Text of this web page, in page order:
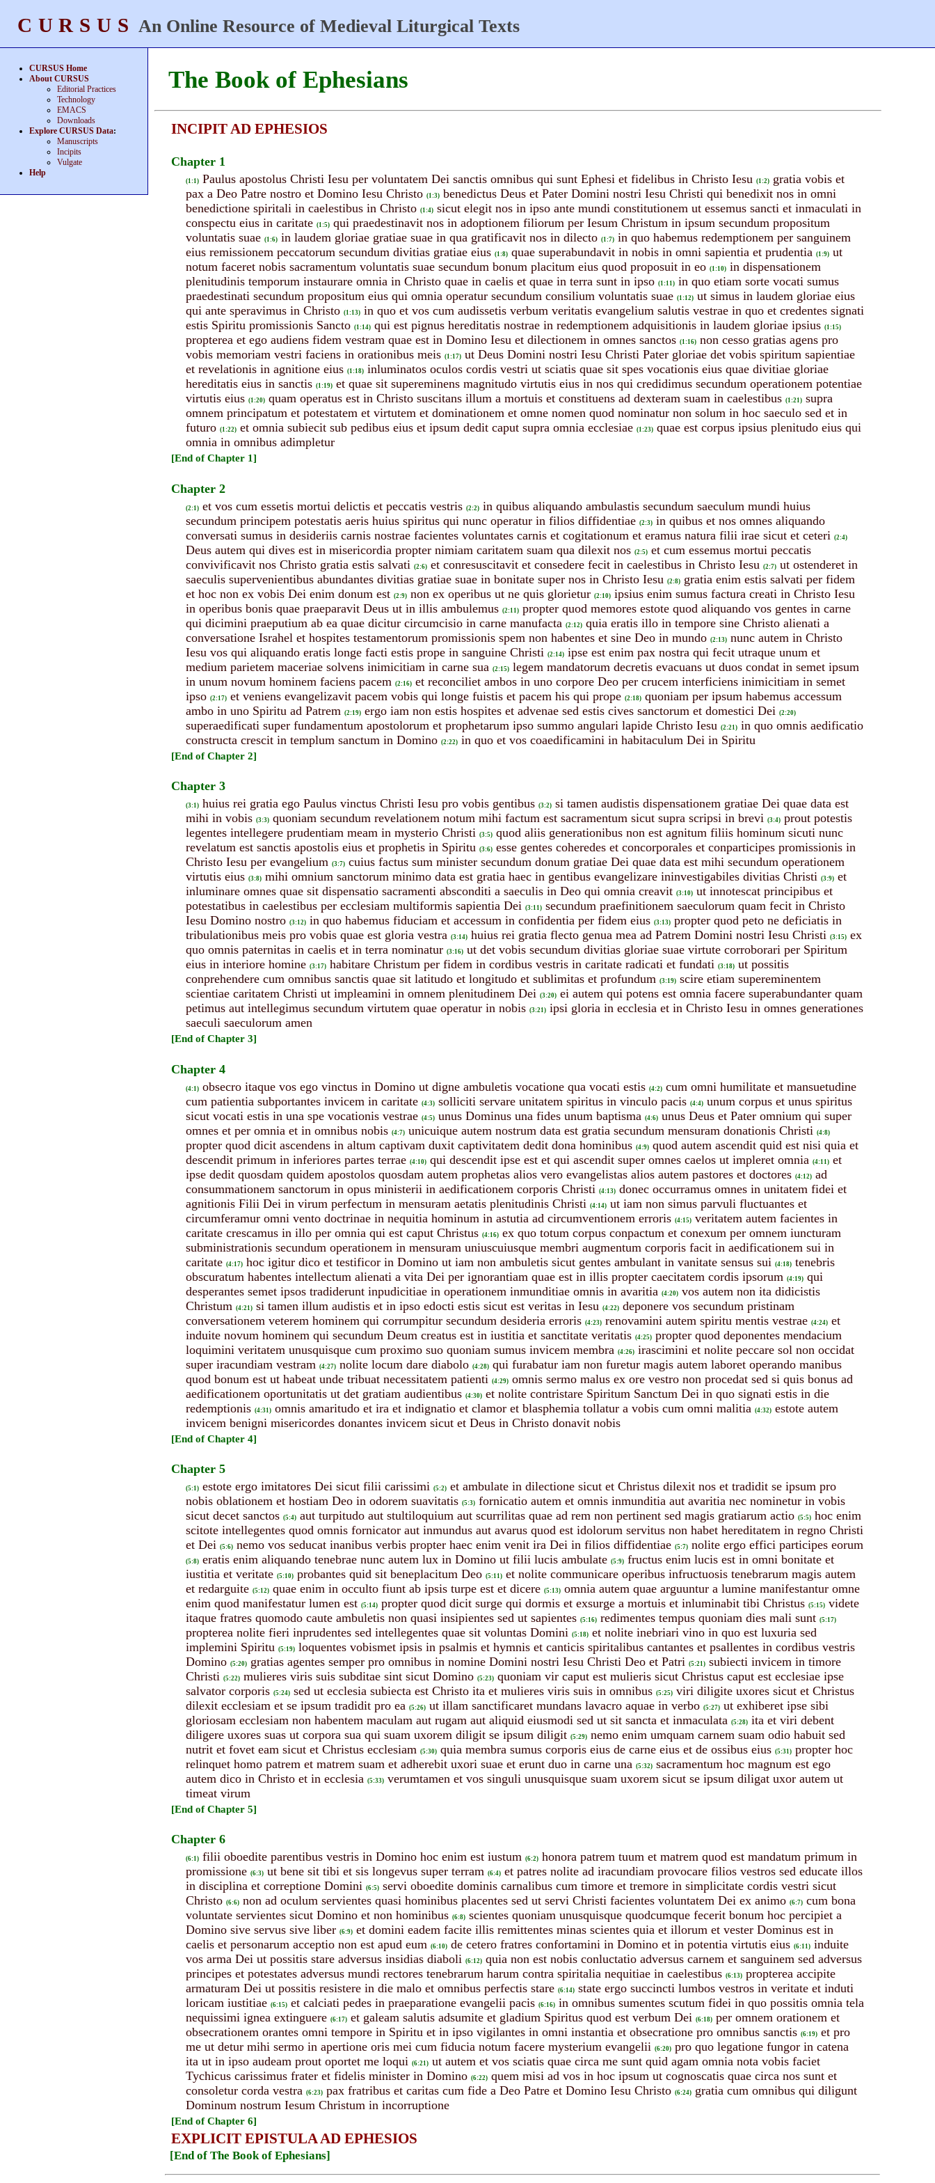
CURSUS An Online Resource of Medieval Liturgical Texts
CURSUS Home
About CURSUS
Editorial Practices
Technology
EMACS
Downloads
Explore CURSUS Data:
Manuscripts
Incipits
Vulgate
Help
The Book of Ephesians
INCIPIT AD EPHESIOS
Chapter 1
(1:1) Paulus apostolus Christi Iesu per voluntatem Dei sanctis omnibus qui sunt Ephesi et fidelibus in Christo Iesu (1:2)
gratia vobis et
pax a Deo Patre nostro et Domino Iesu Christo (1:3) benedictus Deus et Pater Domini nostri Iesu Christi qui benedixit nos in omni
benedictione spiritali in caelestibus in Christo (1:4) sicut elegit nos in ipso ante mundi constitutionem ut essemus sancti et inmaculati in
conspectu eius in caritate (1:5) qui praedestinavit nos in adoptionem filiorum per Iesum Christum in ipsum secundum propositum
voluntatis suae (1:6) in laudem gloriae gratiae suae in qua gratificavit nos in dilecto (1:7) in quo habemus redemptionem per sanguinem
eius remissionem peccatorum secundum divitias gratiae eius (1:8) quae superabundavit in nobis in omni sapientia et prudentia (1:9) ut
notum faceret nobis sacramentum voluntatis suae secundum bonum placitum eius quod proposuit in eo (1:10) in dispensationem
plenitudinis temporum instaurare omnia in Christo quae in caelis et quae in terra sunt in ipso (1:11) in quo etiam sorte vocati sumus
praedestinati secundum propositum eius qui omnia operatur secundum consilium voluntatis suae (1:12) ut simus in laudem gloriae eius
qui ante speravimus in Christo (1:13) in quo et vos cum audissetis verbum veritatis evangelium salutis vestrae in quo et credentes signati
estis Spiritu promissionis Sancto (1:14) qui est pignus hereditatis nostrae in redemptionem adquisitionis in laudem gloriae ipsius (1:15)
propterea et ego audiens fidem vestram quae est in Domino Iesu et dilectionem in omnes sanctos (1:16) non cesso gratias agens pro
vobis memoriam vestri faciens in orationibus meis (1:17) ut Deus Domini nostri Iesu Christi Pater gloriae det vobis spiritum sapientiae
et revelationis in agnitione eius (1:18) inluminatos oculos cordis vestri ut sciatis quae sit spes vocationis eius quae divitiae gloriae
hereditatis eius in sanctis (1:19) et quae sit supereminens magnitudo virtutis eius in nos qui credidimus secundum operationem potentiae
virtutis eius (1:20) quam operatus est in Christo suscitans illum a mortuis et constituens ad dexteram suam in caelestibus (1:21) supra
omnem principatum et potestatem et virtutem et dominationem et omne nomen quod nominatur non solum in hoc saeculo sed et in
futuro (1:22) et omnia subiecit sub pedibus eius et ipsum dedit caput supra omnia ecclesiae (1:23) quae est corpus ipsius plenitudo eius qui
omnia in omnibus adimpletur
[End of Chapter 1]
Chapter 2
(2:1) et vos cum essetis mortui delictis et peccatis vestris (2:2) in quibus aliquando ambulastis secundum saeculum mundi huius
secundum principem potestatis aeris huius spiritus qui nunc operatur in filios diffidentiae (2:3) in quibus et nos omnes aliquando
conversati sumus in desideriis carnis nostrae facientes voluntates carnis et cogitationum et eramus natura filii irae sicut et ceteri (2:4)
Deus autem qui dives est in misericordia propter nimiam caritatem suam qua dilexit nos (2:5) et cum essemus mortui peccatis
convivificavit nos Christo gratia estis salvati (2:6) et conresuscitavit et consedere fecit in caelestibus in Christo Iesu (2:7) ut ostenderet in
saeculis supervenientibus abundantes divitias gratiae suae in bonitate super nos in Christo Iesu (2:8)
gratia enim estis salvati per fidem
et hoc non ex vobis Dei enim donum est (2:9) non ex operibus ut ne quis glorietur (2:10) ipsius enim sumus factura creati in Christo Iesu
in operibus bonis quae praeparavit Deus ut in illis ambulemus (2:11) propter quod memores estote quod aliquando vos gentes in carne
qui dicimini praeputium ab ea quae dicitur circumcisio in carne manufacta (2:12) quia eratis illo in tempore sine Christo alienati a
conversatione Israhel et hospites testamentorum promissionis spem non habentes et sine Deo in mundo (2:13) nunc autem in Christo
Iesu vos qui aliquando eratis longe facti estis prope in sanguine Christi (2:14) ipse est enim pax nostra qui fecit utraque unum et
medium parietem maceriae solvens inimicitiam in carne sua (2:15) legem mandatorum decretis evacuans ut duos condat in semet ipsum
in unum novum hominem faciens pacem (2:16) et reconciliet ambos in uno corpore Deo per crucem interficiens inimicitiam in semet
ipso (2:17) et veniens evangelizavit pacem vobis qui longe fuistis et pacem his qui prope (2:18) quoniam per ipsum habemus accessum
ambo in uno Spiritu ad Patrem (2:19) ergo iam non estis hospites et advenae sed estis cives sanctorum et domestici Dei (2:20)
superaedificati super fundamentum apostolorum et prophetarum ipso summo angulari lapide Christo Iesu (2:21) in quo omnis aedificatio
constructa crescit in templum sanctum in Domino (2:22) in quo et vos coaedificamini in habitaculum Dei in Spiritu
[End of Chapter 2]
Chapter 3
(3:1) huius rei gratia ego Paulus vinctus Christi Iesu pro vobis gentibus (3:2) si tamen audistis dispensationem gratiae Dei quae data est
mihi in vobis (3:3) quoniam secundum revelationem notum mihi factum est sacramentum sicut supra scripsi in brevi (3:4) prout potestis
legentes intellegere prudentiam meam in mysterio Christi (3:5) quod aliis generationibus non est agnitum filiis hominum sicuti nunc
revelatum est sanctis apostolis eius et prophetis in Spiritu (3:6) esse gentes coheredes et concorporales et conparticipes promissionis in
Christo Iesu per evangelium (3:7) cuius factus sum minister secundum donum gratiae Dei quae data est mihi secundum operationem
virtutis eius (3:8) mihi omnium sanctorum minimo data est gratia haec in gentibus evangelizare ininvestigabiles divitias Christi (3:9) et
inluminare omnes quae sit dispensatio sacramenti absconditi a saeculis in Deo qui omnia creavit (3:10) ut innotescat principibus et
potestatibus in caelestibus per ecclesiam multiformis sapientia Dei (3:11) secundum praefinitionem saeculorum quam fecit in Christo
Iesu Domino nostro (3:12) in quo habemus fiduciam et accessum in confidentia per fidem eius (3:13) propter quod peto ne deficiatis in
tribulationibus meis pro vobis quae est gloria vestra (3:14) huius rei gratia flecto genua mea ad Patrem Domini nostri Iesu Christi (3:15) ex
quo omnis paternitas in caelis et in terra nominatur (3:16) ut det vobis secundum divitias gloriae suae virtute corroborari per Spiritum
eius in interiore homine (3:17) habitare Christum per fidem in cordibus vestris in caritate radicati et fundati (3:18) ut possitis
conprehendere cum omnibus sanctis quae sit latitudo et longitudo et sublimitas et profundum (3:19) scire etiam supereminentem
scientiae caritatem Christi ut impleamini in omnem plenitudinem Dei (3:20) ei autem qui potens est omnia facere superabundanter quam
petimus aut intellegimus secundum virtutem quae operatur in nobis (3:21) ipsi gloria in ecclesia et in Christo Iesu in omnes generationes
saeculi saeculorum amen
[End of Chapter 3]
Chapter 4
(4:1) obsecro itaque vos ego vinctus in Domino ut digne ambuletis vocatione qua vocati estis (4:2) cum omni humilitate et mansuetudine
cum patientia subportantes invicem in caritate (4:3) solliciti servare unitatem spiritus in vinculo pacis (4:4) unum corpus et unus spiritus
sicut vocati estis in una spe vocationis vestrae (4:5) unus Dominus una fides unum baptisma (4:6) unus Deus et Pater omnium qui super
omnes et per omnia et in omnibus nobis (4:7) unicuique autem nostrum data est gratia secundum mensuram donationis Christi (4:8)
propter quod dicit ascendens in altum captivam duxit captivitatem dedit dona hominibus (4:9) quod autem ascendit quid est nisi quia et
descendit primum in inferiores partes terrae (4:10) qui descendit ipse est et qui ascendit super omnes caelos ut impleret omnia (4:11) et
ipse dedit quosdam quidem apostolos quosdam autem prophetas alios vero evangelistas alios autem pastores et doctores (4:12) ad
consummationem sanctorum in opus ministerii in aedificationem corporis Christi (4:13) donec occurramus omnes in unitatem fidei et
agnitionis Filii Dei in virum perfectum in mensuram aetatis plenitudinis Christi (4:14) ut iam non simus parvuli fluctuantes et
circumferamur omni vento doctrinae in nequitia hominum in astutia ad circumventionem erroris (4:15) veritatem autem facientes in
caritate crescamus in illo per omnia qui est caput Christus (4:16) ex quo totum corpus conpactum et conexum per omnem iuncturam
subministrationis secundum operationem in mensuram uniuscuiusque membri augmentum corporis facit in aedificationem sui in
caritate (4:17) hoc igitur dico et testificor in Domino ut iam non ambuletis sicut gentes ambulant in vanitate sensus sui (4:18) tenebris
obscuratum habentes intellectum alienati a vita Dei per ignorantiam quae est in illis propter caecitatem cordis ipsorum (4:19) qui
desperantes semet ipsos tradiderunt inpudicitiae in operationem inmunditiae omnis in avaritia (4:20) vos autem non ita didicistis
Christum (4:21) si tamen illum audistis et in ipso edocti estis sicut est veritas in Iesu (4:22) deponere vos secundum pristinam
conversationem veterem hominem qui corrumpitur secundum desideria erroris (4:23) renovamini autem spiritu mentis vestrae (4:24) et
induite novum hominem qui secundum Deum creatus est in iustitia et sanctitate veritatis (4:25) propter quod deponentes mendacium
loquimini veritatem unusquisque cum proximo suo quoniam sumus invicem membra (4:26) irascimini et nolite peccare sol non occidat
super iracundiam vestram (4:27) nolite locum dare diabolo (4:28) qui furabatur iam non furetur magis autem laboret operando manibus
quod bonum est ut habeat unde tribuat necessitatem patienti (4:29) omnis sermo malus ex ore vestro non procedat sed si quis bonus ad
aedificationem oportunitatis ut det gratiam audientibus (4:30) et nolite contristare Spiritum Sanctum Dei in quo signati estis in die
redemptionis (4:31) omnis amaritudo et ira et indignatio et clamor et blasphemia tollatur a vobis cum omni malitia (4:32) estote autem
invicem benigni misericordes donantes invicem sicut et Deus in Christo donavit nobis
[End of Chapter 4]
Chapter 5
(5:1) estote ergo imitatores Dei sicut filii carissimi (5:2) et ambulate in dilectione sicut et Christus dilexit nos et tradidit se ipsum pro
nobis oblationem et hostiam Deo in odorem suavitatis (5:3) fornicatio autem et omnis inmunditia aut avaritia nec nominetur in vobis
sicut decet sanctos (5:4) aut turpitudo aut stultiloquium aut scurrilitas quae ad rem non pertinent sed magis gratiarum actio (5:5) hoc enim
scitote intellegentes quod omnis fornicator aut inmundus aut avarus quod est idolorum servitus non habet hereditatem in regno Christi
et Dei (5:6) nemo vos seducat inanibus verbis propter haec enim venit ira Dei in filios diffidentiae (5:7) nolite ergo effici participes eorum
(5:8) eratis enim aliquando tenebrae nunc autem lux in Domino ut filii lucis ambulate (5:9) fructus enim lucis est in omni bonitate et
iustitia et veritate (5:10) probantes quid sit beneplacitum Deo (5:11) et nolite communicare operibus infructuosis tenebrarum magis autem
et redarguite (5:12) quae enim in occulto fiunt ab ipsis turpe est et dicere (5:13) omnia autem quae arguuntur a lumine manifestantur omne
enim quod manifestatur lumen est (5:14) propter quod dicit surge qui dormis et exsurge a mortuis et inluminabit tibi Christus (5:15) videte
itaque fratres quomodo caute ambuletis non quasi insipientes sed ut sapientes (5:16) redimentes tempus quoniam dies mali sunt (5:17)
propterea nolite fieri inprudentes sed intellegentes quae sit voluntas Domini (5:18) et nolite inebriari vino in quo est luxuria sed
implemini Spiritu (5:19) loquentes vobismet ipsis in psalmis et hymnis et canticis spiritalibus cantantes et psallentes in cordibus vestris
Domino (5:20) gratias agentes semper pro omnibus in nomine Domini nostri Iesu Christi Deo et Patri (5:21) subiecti invicem in timore
Christi (5:22) mulieres viris suis subditae sint sicut Domino (5:23) quoniam vir caput est mulieris sicut Christus caput est ecclesiae ipse
salvator corporis (5:24) sed ut ecclesia subiecta est Christo ita et mulieres viris suis in omnibus (5:25) viri diligite uxores sicut et Christus
dilexit ecclesiam et se ipsum tradidit pro ea (5:26) ut illam sanctificaret mundans lavacro aquae in verbo (5:27) ut exhiberet ipse sibi
gloriosam ecclesiam non habentem maculam aut rugam aut aliquid eiusmodi sed ut sit sancta et inmaculata (5:28) ita et viri debent
diligere uxores suas ut corpora sua qui suam uxorem diligit se ipsum diligit (5:29) nemo enim umquam carnem suam odio habuit sed
nutrit et fovet eam sicut et Christus ecclesiam (5:30) quia membra sumus corporis eius de carne eius et de ossibus eius (5:31) propter hoc
relinquet homo patrem et matrem suam et adherebit uxori suae et erunt duo in carne una (5:32) sacramentum hoc magnum est ego
autem dico in Christo et in ecclesia (5:33) verumtamen et vos singuli unusquisque suam uxorem sicut se ipsum diligat uxor autem ut
timeat virum
[End of Chapter 5]
Chapter 6
(6:1) filii oboedite parentibus vestris in Domino hoc enim est iustum (6:2) honora patrem tuum et matrem quod est mandatum primum in
promissione (6:3) ut bene sit tibi et sis longevus super terram (6:4) et patres nolite ad iracundiam provocare filios vestros sed educate illos
in disciplina et correptione Domini (6:5) servi oboedite dominis carnalibus cum timore et tremore in simplicitate cordis vestri sicut
Christo (6:6) non ad oculum servientes quasi hominibus placentes sed ut servi Christi facientes voluntatem Dei ex animo (6:7) cum bona
voluntate servientes sicut Domino et non hominibus (6:8) scientes quoniam unusquisque quodcumque fecerit bonum hoc percipiet a
Domino sive servus sive liber (6:9) et domini eadem facite illis remittentes minas scientes quia et illorum et vester Dominus est in
caelis et personarum acceptio non est apud eum (6:10) de cetero fratres confortamini in Domino et in potentia virtutis eius (6:11) induite
vos arma Dei ut possitis stare adversus insidias diaboli (6:12) quia non est nobis conluctatio adversus carnem et sanguinem sed adversus
principes et potestates adversus mundi rectores tenebrarum harum contra spiritalia nequitiae in caelestibus (6:13) propterea accipite
armaturam Dei ut possitis resistere in die malo et omnibus perfectis stare (6:14) state ergo succincti lumbos vestros in veritate et induti
loricam iustitiae (6:15) et calciati pedes in praeparatione evangelii pacis (6:16) in omnibus sumentes scutum fidei in quo possitis omnia tela
nequissimi ignea extinguere (6:17) et galeam salutis adsumite et gladium Spiritus quod est verbum Dei (6:18) per omnem orationem et
obsecrationem orantes omni tempore in Spiritu et in ipso vigilantes in omni instantia et obsecratione pro omnibus sanctis (6:19) et pro
me ut detur mihi sermo in apertione oris mei cum fiducia notum facere mysterium evangelii (6:20) pro quo legatione fungor in catena
ita ut in ipso audeam prout oportet me loqui (6:21) ut autem et vos sciatis quae circa me sunt quid agam omnia nota vobis faciet
Tychicus carissimus frater et fidelis minister in Domino (6:22) quem misi ad vos in hoc ipsum ut cognoscatis quae circa nos sunt et
consoletur corda vestra (6:23) pax fratribus et caritas cum fide a Deo Patre et Domino Iesu Christo (6:24)
gratia cum omnibus qui diligunt
Dominum nostrum Iesum Christum in incorruptione
[End of Chapter 6]
EXPLICIT EPISTULA AD EPHESIOS
[End of The Book of Ephesians]